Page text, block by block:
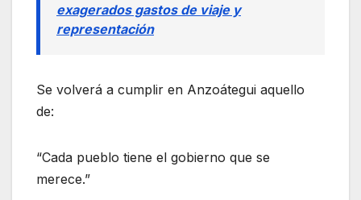
exagerados gastos de viaje y
representación
Se volverá a cumplir en Anzoátegui aquello
de:
“Cada pueblo tiene el gobierno que se
merece.”